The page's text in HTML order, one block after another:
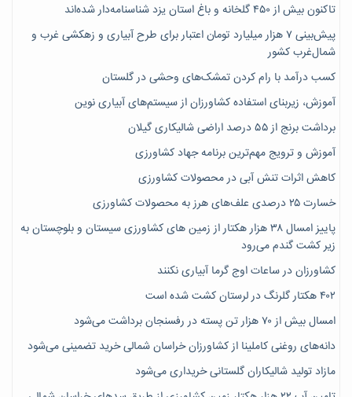
تاکنون بیش از ۴۵۰ گلخانه و باغ استان یزد شناسنامه‌دار شده‌اند
پیش‌بینی ۷‌ هزار میلیارد تومان اعتبار برای طرح آبیاری و زهکشی غرب و
شمال‌غرب کشور
کسب درآمد با رام کردن تمشک‌های وحشی در گلستان
آموزش، زیربنای استفاده کشاورزان از سیستم‌های آبیاری نوین
برداشت برنج از ۵۵ درصد اراضی شالیکاری گیلان
آموزش و ترویج مهم‌ترین برنامه جهاد کشاورزی
کاهش اثرات تنش آبی در محصولات کشاورزی
خسارت ۲۵ درصدی علف‌های هرز به محصولات کشاورزی
پاییز امسال ۳۸ هزار هکتار از زمین های کشاورزی سیستان و بلوچستان به
زیر کشت گندم می‌رود
کشاورزان در ساعات اوج گرما آبیاری نکنند
۴۰۲ هکتار گلرنگ در لرستان کشت شده است
امسال بیش از ۷۰ هزار تن پسته در رفسنجان برداشت می‌شود
دانه‌های روغنی کاملینا از کشاورزان خراسان شمالی خرید تضمینی می‌شود
مازاد تولید شالیکاران گلستانی خریداری می‌شود